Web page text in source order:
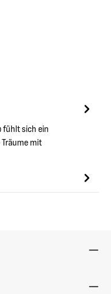
fühlt sich ein
Träume mit